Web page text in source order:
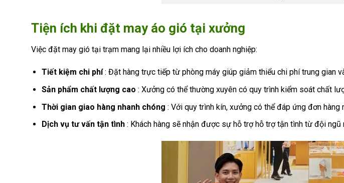
Tiện ích khi đặt may áo gió tại xưởng
Việc đặt may gió tại trạm mang lại nhiều lợi ích cho doanh nghiệp:
Tiết kiệm chi phí: Đặt hàng trực tiếp từ phòng máy giúp giảm thiểu chi phí trung gian
Sản phẩm chất lượng cao : Xưởng có thể thường xuyên có quy trình kiểm soát chất
Thời gian giao hàng nhanh chóng : Với quy trình kín, xưởng có thể đáp ứng đơn hàng
Dịch vụ tư vấn tận tình: Khách hàng sẽ nhận được sự hỗ trợ hỗ trợ tận tình từ đội